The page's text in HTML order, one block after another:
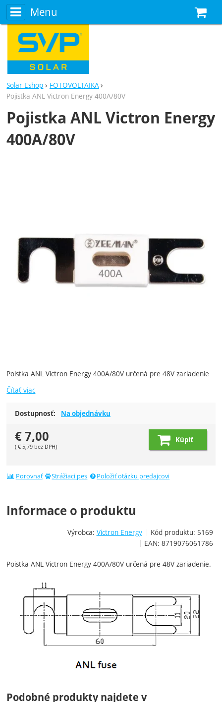
Menu
Solar-Eshop
FOTOVOLTAIKA
Pojistka ANL Victron Energy 400A/80V
Pojistka ANL Victron Energy
400A/80V
Poistka ANL Victron Energy 400A/80V určená pre 48V zariadenie
Čítať viac
Dostupnosť: Na objednávku
€7,00
( € 5,79 bez DPH)
Kúpiť
Porovnať Strážiaci pes Položiť otázku predajcovi
Informace o produktu
Výrobca: Victron Energy Kód produktu: 5169
EAN: 8719076061786
Poistka ANL Victron Energy 400A/80V určená pre 48V zariadenie.
Podobné produkty najdete v